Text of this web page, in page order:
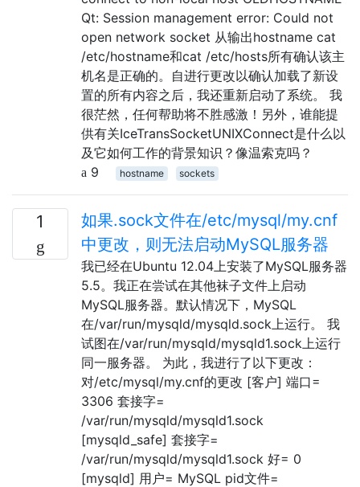
Qt: Session management error: Could not
open network socket 从输出hostname cat
/etc/hostname和cat /etc/hosts所有确认该主
机名是正确的。自进行更改以确认加载了新设
置的所有内容之后，我还重新启动了系统。 我
很茫然，任何帮助将不胜感激！另外，谁能提
供有关IceTransSocketUNIXConnect是什么以
及它如何工作的背景知识？像温索克吗？
9
hostname sockets
1
如果.sock文件在/etc/mysql/my.cnf
中更改，则无法启动MySQL服务器
我已经在Ubuntu 12.04上安装了MySQL服务器
5.5。我正在尝试在其他袜子文件上启动
MySQL服务器。默认情况下，MySQL
在/var/run/mysqld/mysqld.sock上运行。 我
试图在/var/run/mysqld/mysqld1.sock上运行
同一服务器。 为此，我进行了以下更改：
对/etc/mysql/my.cnf的更改 [客户] 端口=
3306 套接字=
/var/run/mysqld/mysqld1.sock
[mysqld_safe] 套接字=
/var/run/mysqld/mysqld1.sock 好= 0
[mysqld] 用户= MySQL pid文件=